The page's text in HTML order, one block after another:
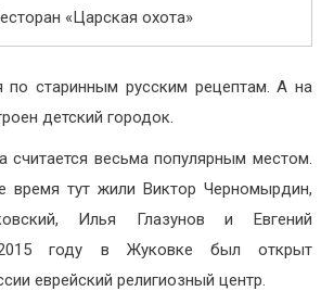
«Царская охота»
по старинным русским рецептам. А на
детский городок.
весьма популярным местом.
время тут жили Виктор Черномырдин,
Илья Глазунов и Евгений
году в Жуковке был открыт
еврейский религиозный центр.